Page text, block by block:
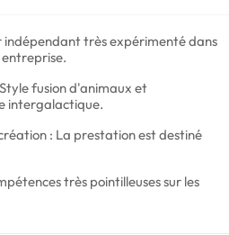
indépendant très expérimenté dans
fusion d'animaux et
intergalactique.
: La prestation est destiné
très pointilleuses sur les